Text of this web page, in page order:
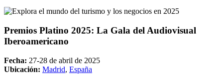
Premios Platino 2025: La Gala del Audiovisual
Iberoamericano
Fecha: 27-28 de abril de 2025
Ubicación: Madrid, España